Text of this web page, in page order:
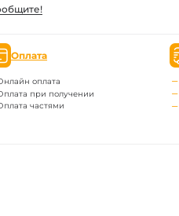
Оплата
оплата
при получении
частями